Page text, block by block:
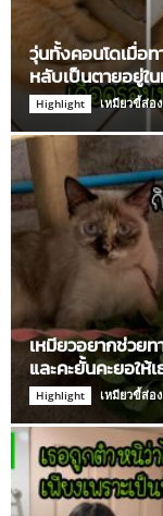
วุ่นทั้งคอนโดเมื่อ
หลับเป็นตายอยู่ใ
Highlight เหมียวขี้ส่อง
เหมียวอยากช่วย
และคะยั้นคะยอใ
Highlight เหมียวขี้ส่อง